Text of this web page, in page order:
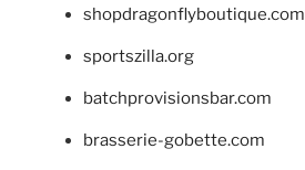
shopdragonflyboutique.com
sportszilla.org
batchprovisionsbar.com
brasserie-gobette.com